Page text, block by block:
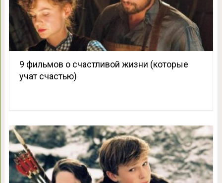
9 фильмов о счастливой жизни (которые
учат счастью)